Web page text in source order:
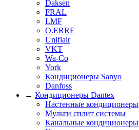
Daksen
FRAL
LMF
O.ERRE
Uniflair
VKT
Wa-Co
York
Кондиционеры Sanyo
Danfoss
→ Кондиционеры Dantex
Настенные кондиционеры
Мульти сплит системы
Канальные кондиционеры